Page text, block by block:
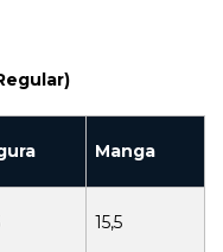
Manga
15,5